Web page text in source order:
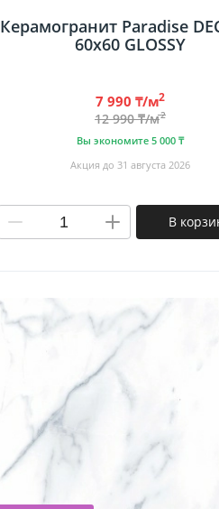
Керамогранит Paradise
60х60 GLOSSY
7 990 ₸/м2
12 990 ₸/м2
Вы экономите 5 000 ₸
Акция до 31 августа 2026
В